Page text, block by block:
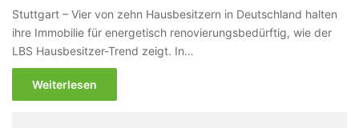
Stuttgart – Vier von zehn Hausbesitzern in Deutschland halten
ihre Immobilie für energetisch renovierungsbedürftig, wie der
LBS Hausbesitzer-Trend zeigt. In…
Weiterlesen